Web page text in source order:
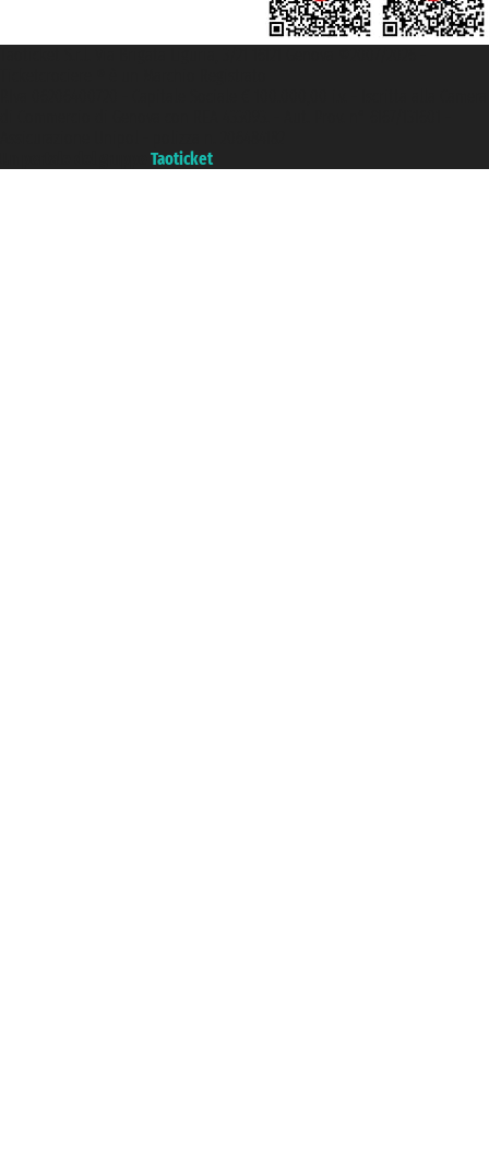
Taoticket